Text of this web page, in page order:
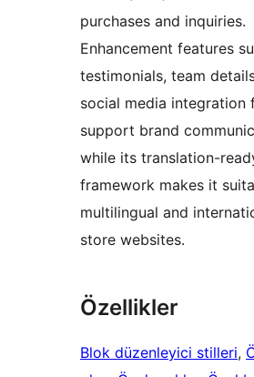
purchases and inquiries.
Enhancement features
testimonials, team
social media integration
support brand
while its translation-
framework makes it
multilingual and
store websites.
Özellikler
Blok düzenleyici stilleri,